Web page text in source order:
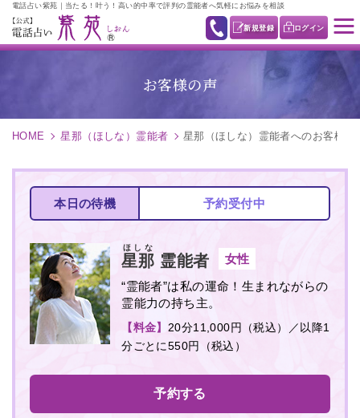
電話占い紫苑｜当たる！叶う！高い的中率で評判の霊能者へ気軽にお悩みを相談
新規登録 ログイン
お客様の声
HOME 星那（ほしな）霊能者 星那（ほしな）霊能者へのお客様の
本日の待機 予約受付中
星那
ほしな
霊能者 女性
“霊能者”は私の運命！生まれながらの
霊能力の持ち主。
【料金】 20分11,000円（税込）／以降1
分ごとに550円（税込）
予約する